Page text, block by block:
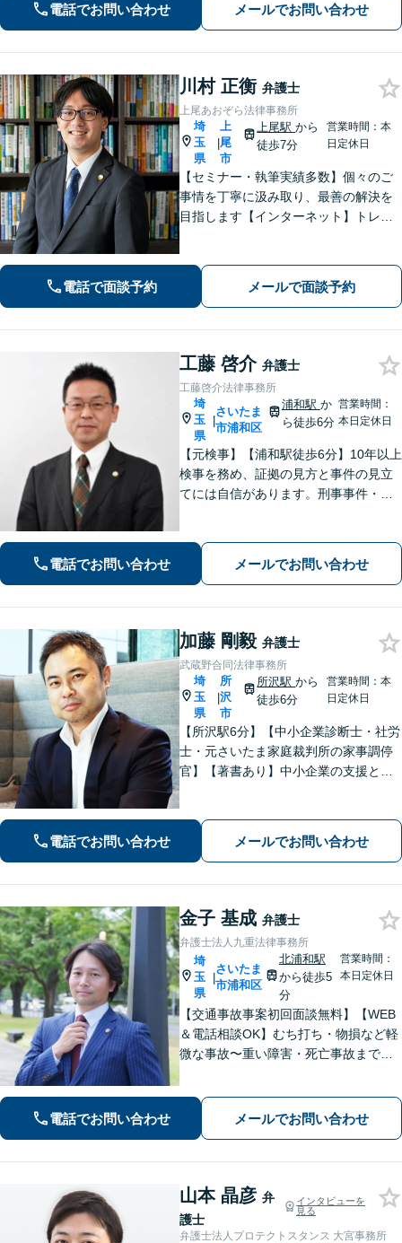
スピーディーな接見が強み、上尾警察
署5分【初回面談30分無料】
電話でお問い合わせ メールでお問い合わせ
川村 正衡 弁護士
上尾あおぞら法律事務所
埼
玉
県
|
上
尾
市
上尾駅から
徒歩7分
営業時間：本
日定休日
【セミナー・執筆実績多数】個々のご
事情を丁寧に汲み取り、最善の解決を
目指します【インターネット】トレン
題】検討段階、協議から訴訟まで。あ
らゆるフェーズに対応【上尾駅7分】
電話で面談予約 メールで面談予約
工藤 啓介 弁護士
工藤啓介法律事務所
埼
玉
県
|
さいたま
市浦和区
浦和駅 か
ら徒歩6分
営業時間：
本日定休日
【元検事】【浦和駅徒歩6分】10年以上
検事を務め、証拠の見方と事件の見立
てには自信があります。刑事事件・離
わせ下さい。
電話でお問い合わせ メールでお問い合わせ
加藤 剛毅 弁護士
武蔵野合同法律事務所
埼
玉
県
|
所
沢
市
所沢駅から
徒歩6分
営業時間：本
日定休日
【所沢駅6分】【中小企業診断士・社労
士・元さいたま家庭裁判所の家事調停
官】【著書あり】中小企業の支援と個
とりのニーズに応じた、最適な解決方
法をご提案いたします。
電話でお問い合わせ メールでお問い合わせ
金子 基成 弁護士
弁護士法人九重法律事務所
埼
玉
県
|
さいたま
市浦和区
北浦和駅
から徒歩5
分
営業時間：
本日定休日
【交通事故事案初回面談無料】【WEB
＆電話相談OK】むち打ち・物損など軽
微な事故〜重い障害・死亡事故まで、
解決まで全て弁護士が対応し、負担を
軽減します【北浦和駅7分】
電話でお問い合わせ メールでお問い合わせ
山本 晶彦 弁
護士
インタビューを
見る
弁護士法人プロテクトスタンス 大宮事務所